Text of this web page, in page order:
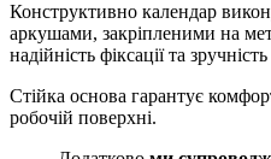
Конструктивно календар
аркушами, закріпленими на
надійність фіксації та
Стійка основа гарантує
робочій поверхні.